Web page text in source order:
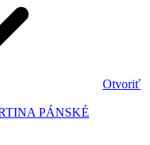
Otvoriť
PÁNSKÉ